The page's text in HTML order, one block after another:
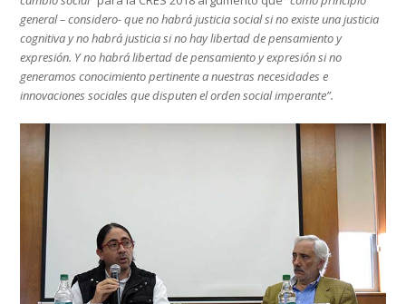
general – considero- que no habrá justicia social si no existe una justicia
cognitiva y no habrá justicia si no hay libertad de pensamiento y
expresión. Y no habrá libertad de pensamiento y expresión si no
generamos conocimiento pertinente a nuestras necesidades e
innovaciones sociales que disputen el orden social imperante”.